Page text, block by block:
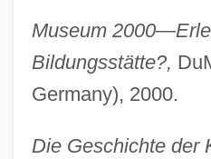
Museum
Bildungsstätte?,
Germany), 2000.
Die Geschichte der